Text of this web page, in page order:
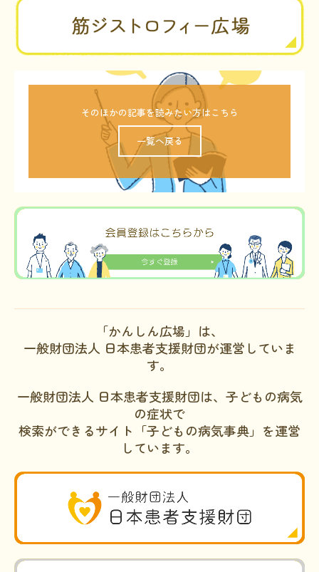
そのほかの記事を読みたい方はこちら
一覧へ戻る
「かんしん広場」は、
一般財団法人 日本患者支援財団が運営していま
す。
一般財団法人 日本患者支援財団は、子どもの病気
の症状で
検索ができるサイト「子どもの病気事典」を運営
しています。